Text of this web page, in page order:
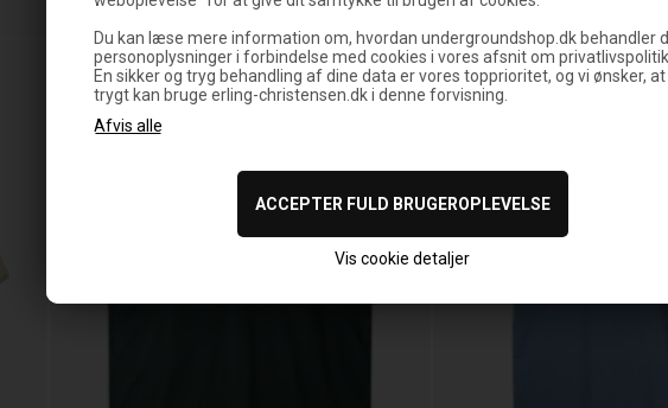
Du kan læse mere information om, hvordan undergroundshop.dk behandler
personoplysninger i forbindelse med cookies i vores afsnit om privatlivspolitik
En sikker og tryg behandling af dine data er vores topprioritet, og vi ønsker, at
trygt kan bruge erling-christensen.dk i denne forvisning.
Vis cookie detaljer